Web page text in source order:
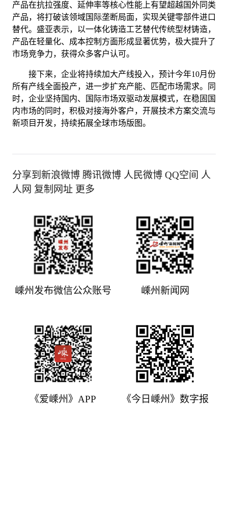
产品在抗拉强度、延伸率等核心性能上有望超越国外同类
产品，将打破该领域国际垄断局面，实现关键零部件进口
替代。盛亚表示，以一体化铸造工艺替代传统型材铸造，
产品在轻量化、成本控制方面形成显著优势，极大提升了
市场竞争力，获得众多客户认可。
接下来，企业将持续加大产线投入，预计今年10月份
所有产线全面投产，进一步扩充产能、匹配市场需求。同
时，企业坚持国内、国际市场双驱动发展模式，在稳固国
内市场的同时，积极对接海外客户，开展技术方案交流与
新项目开发，持续拓展全球市场版图。
分享到新浪微博 腾讯微博 人民微博 QQ空间 人
人网 复制网址 更多
嵊州发布微信公众账号 嵊州新闻网
《爱嵊州》APP 《今日嵊州》数字报